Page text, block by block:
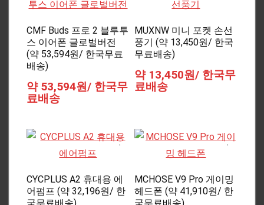
CMF Buds 프로 2 블루투
스 이어폰 글로벌버전
(약 53,594원/ 한국무료
배송)
약 53,594원/ 한국무
료배송
MUXNW 미니 포켓 손선
풍기 (약 13,450원/ 한국
무료배송)
약 13,450원/ 한국무
료배송
CYCPLUS A2 휴대용 에
어펌프 (약 32,196원/ 한
MCHOSE V9 Pro 게이밍
헤드폰 (약 41,910원/ 한